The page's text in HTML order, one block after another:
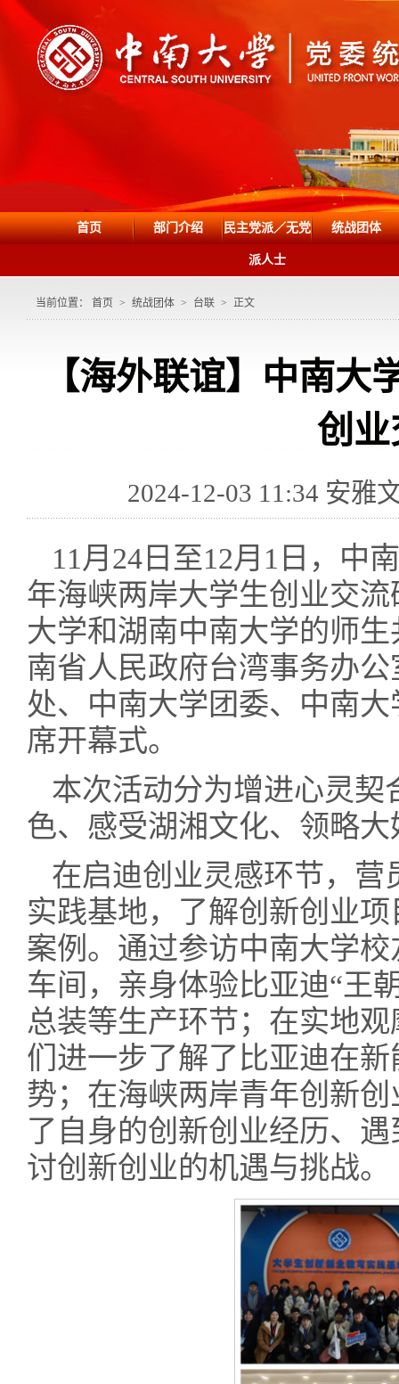
首页 部门介绍 民主党派／无党
派人士
统战团体
当前位置： 首页 > 统战团体 > 台联 > 正文
【海外联谊】中南大
创
2024-12-03 11:34 安雅
11月24日至12月1日，中
年海峡两岸大学生创业交
大学和湖南中南大学的师
南省人民政府台湾事务办
处、中南大学团委、中南
席开幕式。
本次活动分为增进心灵
色、感受湖湘文化、领略
在启迪创业灵感环节，
实践基地，了解创新创业
案例。通过参访中南大学
车间，亲身体验比亚迪“王
总装等生产环节；在实地
们进一步了解了比亚迪在
势；在海峡两岸青年创新
了自身的创新创业经历、
讨创新创业的机遇与挑战。